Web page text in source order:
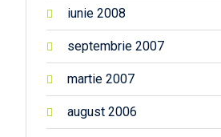
iunie 2008
septembrie 2007
martie 2007
august 2006